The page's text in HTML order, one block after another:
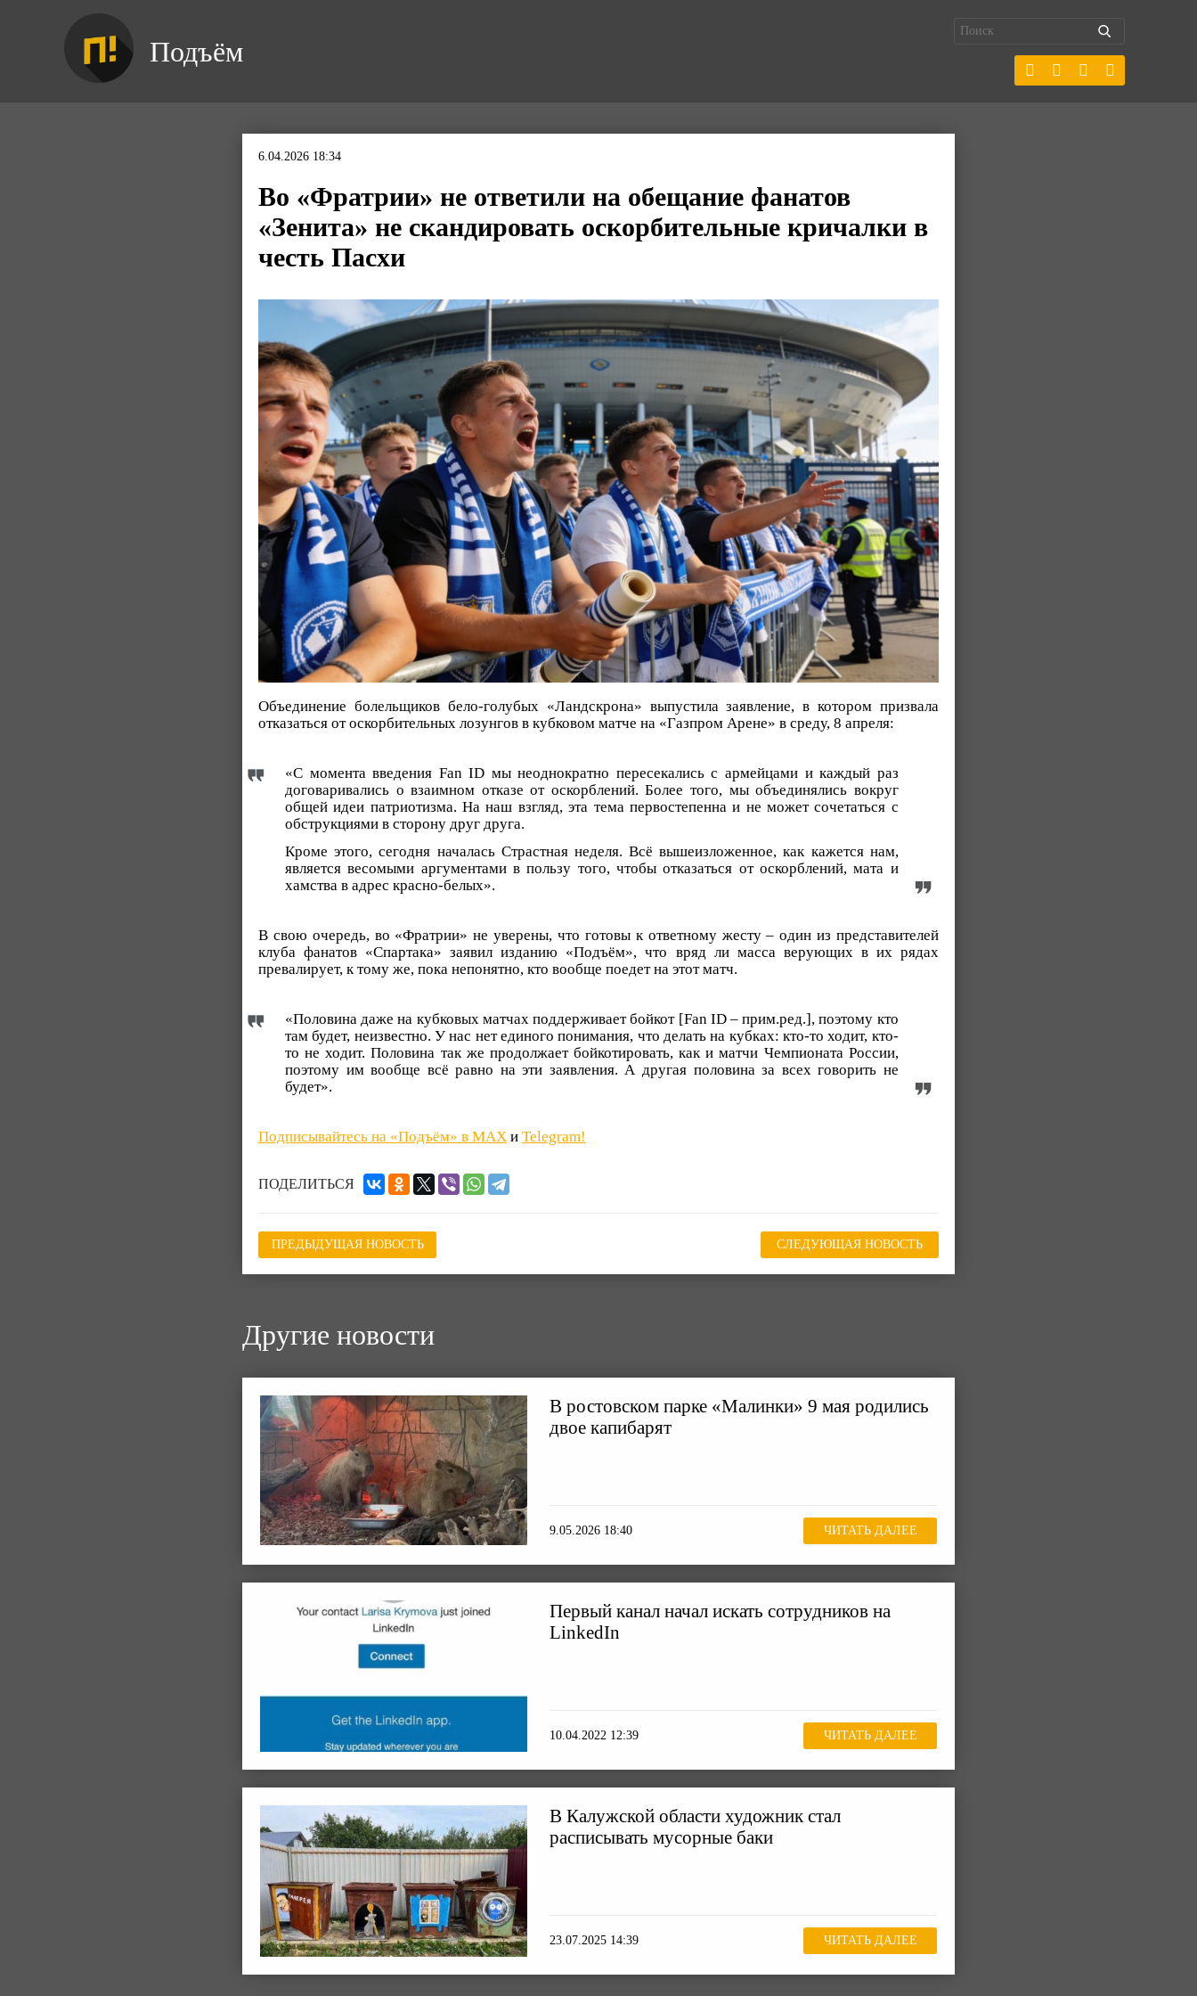
Подъём
6.04.2026 18:34
Во «Фратрии» не ответили на обещание фанатов
«Зенита» не скандировать оскорбительные кричалки в
честь Пасхи
Объединение болельщиков бело-голубых «Ландскрона» выпустила заявление, в котором призвала
отказаться от оскорбительных лозунгов в кубковом матче на «Газпром Арене» в среду, 8 апреля:
«С момента введения Fan ID мы неоднократно пересекались с армейцами и каждый раз
договаривались о взаимном отказе от оскорблений. Более того, мы объединялись вокруг
общей идеи патриотизма. На наш взгляд, эта тема первостепенна и не может сочетаться с
обструкциями в сторону друг друга.
Кроме этого, сегодня началась Страстная неделя. Всё вышеизложенное, как кажется нам,
является весомыми аргументами в пользу того, чтобы отказаться от оскорблений, мата и
хамства в адрес красно-белых».
В свою очередь, во «Фратрии» не уверены, что готовы к ответному жесту – один из представителей
клуба фанатов «Спартака» заявил изданию «Подъём», что вряд ли масса верующих в их рядах
превалирует, к тому же, пока непонятно, кто вообще поедет на этот матч.
«Половина даже на кубковых матчах поддерживает бойкот [Fan ID – прим.ред.], поэтому кто
там будет, неизвестно. У нас нет единого понимания, что делать на кубках: кто-то ходит, кто-
то не ходит. Половина так же продолжает бойкотировать, как и матчи Чемпионата России,
поэтому им вообще всё равно на эти заявления. А другая половина за всех говорить не
будет».
Подписывайтесь на «Подъём» в MAX и Telegram!
ПОДЕЛИТЬСЯ
ПРЕДЫДУЩАЯ НОВОСТЬ СЛЕДУЮЩАЯ НОВОСТЬ
Другие новости
В ростовском парке «Малинки» 9 мая родились
двое капибарят
9.05.2026 18:40 ЧИТАТЬ ДАЛЕЕ
Первый канал начал искать сотрудников на
LinkedIn
10.04.2022 12:39 ЧИТАТЬ ДАЛЕЕ
В Калужской области художник стал
расписывать мусорные баки
23.07.2025 14:39 ЧИТАТЬ ДАЛЕЕ